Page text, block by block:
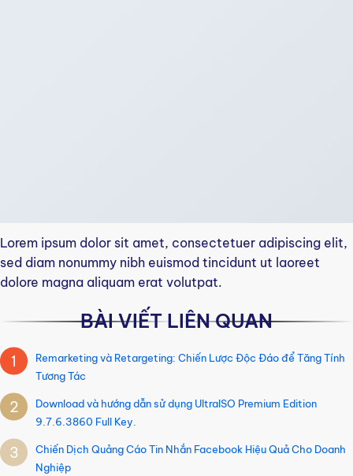
Lorem ipsum dolor sit amet, consectetuer adipiscing elit,
sed diam nonummy nibh euismod tincidunt ut laoreet
dolore magna aliquam erat volutpat.
BÀI VIẾT LIÊN QUAN
1
Remarketing và Retargeting: Chiến Lược Độc Đáo để Tăng Tính
Tương Tác
2
Download và hướng dẫn sử dụng UltraISO Premium Edition
9.7.6.3860 Full Key.
3
Chiến Dịch Quảng Cáo Tin Nhắn Facebook Hiệu Quả Cho Doanh
Nghiệp